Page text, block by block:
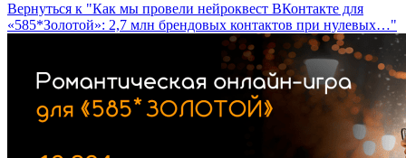
Вернуться к "Как мы провели нейроквест ВКонтакте для
«585*Золотой»: 2,7 млн брендовых контактов при нулевых…"